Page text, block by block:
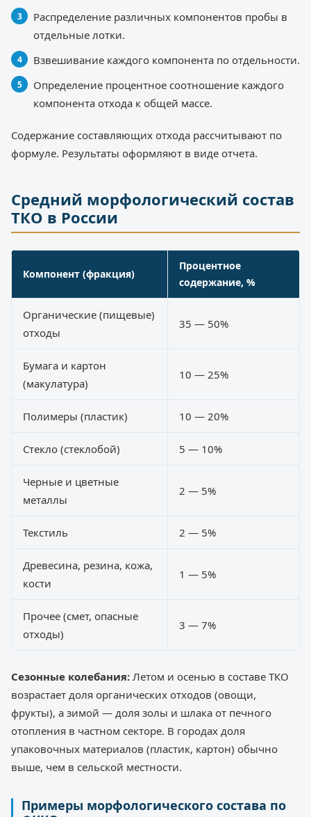
Распределение различных компонентов пробы в
отдельные лотки.
Взвешивание каждого компонента по отдельности.
Определение процентное соотношение каждого
компонента отхода к общей массе.
Содержание составляющих отхода рассчитывают по
формуле. Результаты оформляют в виде отчета.
Средний морфологический состав
ТКО в России
Компонент (фракция)
Процентное
содержание, %
Органические (пищевые)
отходы
35 — 50%
Бумага и картон
(макулатура)
10 — 25%
Полимеры (пластик) 10 — 20%
Стекло (стеклобой) 5 — 10%
Черные и цветные
металлы
2 — 5%
Текстиль 2 — 5%
Древесина, резина, кожа,
кости
1 — 5%
Прочее (смет, опасные
отходы)
3 — 7%
Сезонные колебания: Летом и осенью в составе ТКО
возрастает доля органических отходов (овощи,
фрукты), а зимой — доля золы и шлака от печного
отопления в частном секторе. В городах доля
упаковочных материалов (пластик, картон) обычно
выше, чем в сельской местности.
Примеры морфологического состава по